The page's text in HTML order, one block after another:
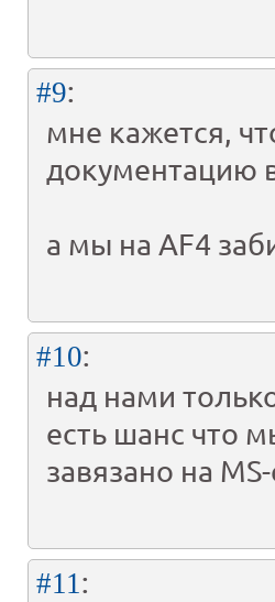
#9:
мне кажется,
документацию
а мы на AF4
#10:
над нами
есть шанс что
завязано на
#11 :